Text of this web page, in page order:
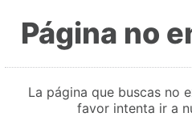
Página no
La página que buscas no
favor intenta ir a